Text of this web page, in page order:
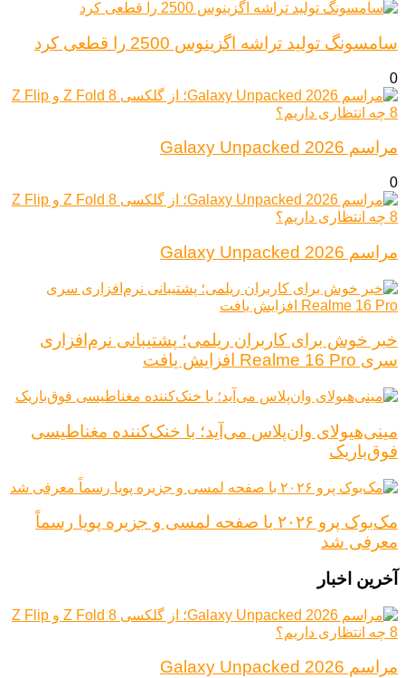
سامسونگ تولید تراشه اگزینوس 2500 را قطعی کرد
0
مراسم Galaxy Unpacked 2026
0
مراسم Galaxy Unpacked 2026
خبر خوش برای کاربران ریلمی؛ پشتیبانی نرم‌افزاری
سری Realme 16 Pro افزایش یافت
مینی‌هیولای وان‌پلاس می‌آید؛ با خنک‌کننده مغناطیسی
فوق‌باریک
مک‌بوک پرو ۲۰۲۶ با صفحه لمسی و جزیره پویا رسماً
معرفی شد
آخرین اخبار
مراسم Galaxy Unpacked 2026